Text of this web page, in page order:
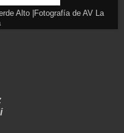
Alto |Fotografía de AV La